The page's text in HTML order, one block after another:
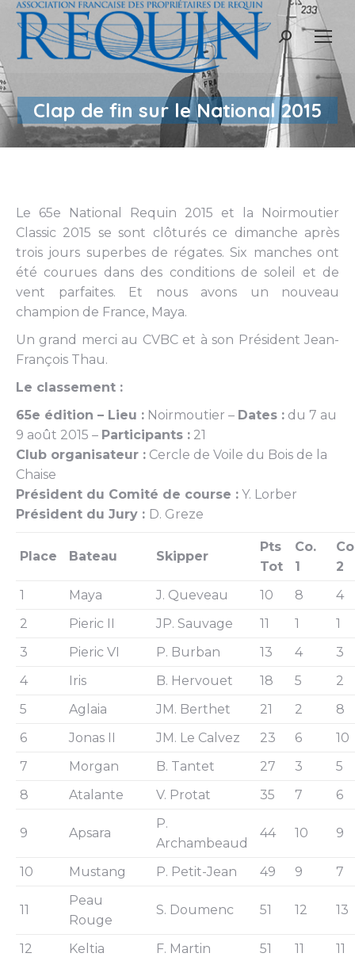
Recherche
Clap de fin sur le National 2015
Le 65e National Requin 2015 et la Noirmoutier
Classic 2015 se sont clôturés ce dimanche après
trois jours superbes de régates. Six manches ont
été courues dans des conditions de soleil et de
vent parfaites. Et nous avons un nouveau
champion de France, Maya.
Un grand merci au CVBC et à son Président Jean-
François Thau.
Le classement :
65e édition – Lieu : Noirmoutier – Dates : du 7 au
9 août 2015 – Participants : 21
Club organisateur : Cercle de Voile du Bois de la
Chaise
Président du Comité de course : Y. Lorber
Président du Jury : D. Greze
Place Bateau Skipper
Pts
Tot
Co.
1
2
1
Maya J. Queveau 10 8
4
2
Pieric II JP. Sauvage 11 1
1
3
Pieric VI P. Burban 13 4
3
4
Iris B. Hervouet 18 5
2
5
Aglaia JM. Berthet 21 2
8
6
Jonas II JM. Le Calvez 23 6
10
7
Morgan B. Tantet 27 3
5
8
Atalante V. Protat 35 7 6
9 Apsara
P.
Archambeaud
44 10 9
10 Mustang P. Petit-Jean 49 9 7
11
Peau
Rouge
S. Doumenc 51 12 13
12 Keltia F. Martin 51 11
11